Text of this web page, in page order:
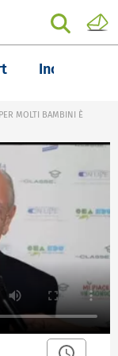
Inchieste
MOLTI BAMBINI È